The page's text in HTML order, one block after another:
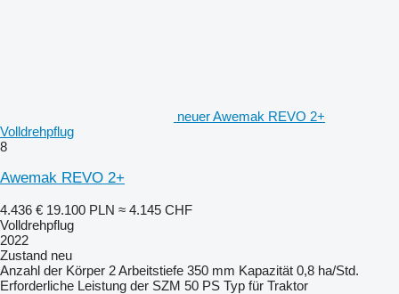
neuer Awemak REVO 2+
Volldrehpflug
8
Awemak REVO 2+
4.436 € 19.100 PLN ≈ 4.145 CHF
Volldrehpflug
2022
Zustand neu
Anzahl der Körper 2Arbeitstiefe 350 mm Kapazität 0,8 ha/Std.
Erforderliche Leistung der SZM 50 PS Typ für Traktor